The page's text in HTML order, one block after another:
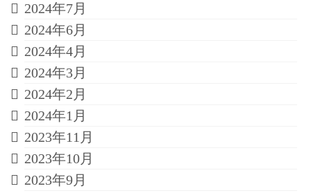
2024年7月
2024年6月
2024年4月
2024年3月
2024年2月
2024年1月
2023年11月
2023年10月
2023年9月